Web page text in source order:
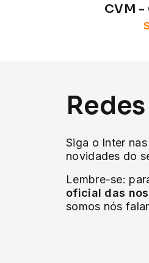
CVM
Siga o Inter
novidades do
Lembre-se:
oficial das
somos nós